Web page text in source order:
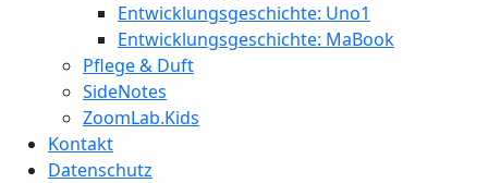
Entwicklungsgeschichte: Uno1
Entwicklungsgeschichte: MaBook
Pflege & Duft
SideNotes
ZoomLab.Kids
Kontakt
Datenschutz